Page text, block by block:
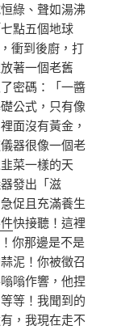
綠、聲如湯沸
點五個地球
衝到後廚，打
著一個老舊
密碼：「一醬
公式，只有像
面沒有黃金，
器很像一個老
菜一樣的天
發出「滋
促且充滿養生
快接聽！這裡
你那邊是不是
泥！你被徵召
嗡作響，他捏
等！我聞到的
，我現在走不